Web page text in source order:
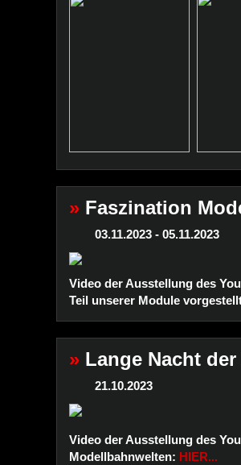
» Faszination
03.11.2023 - 05.11.2023
Video der Ausstellung des
Teil unserer Module
» Lange Nacht
21.10.2023
Video der Ausstellung des
Modellbahnwelten: HIER...